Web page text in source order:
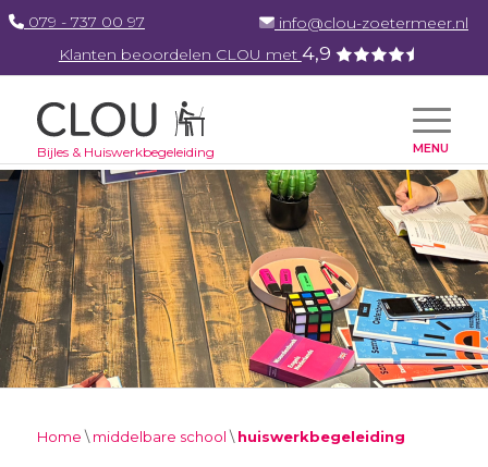
info@clou-zoetermeer.nl
079 - 737 00 97
Klanten beoordelen CLOU met 4,9
Menu
Home \ middelbare school \ huiswerkbegeleiding